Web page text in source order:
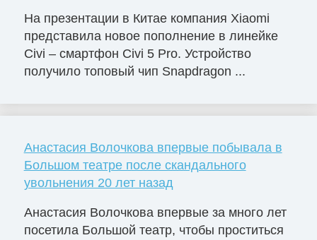
На презентации в Китае компания Xiaomi
представила новое пополнение в линейке
Civi – смартфон Civi 5 Pro. Устройство
получило топовый чип Snapdragon ...
Анастасия Волочкова впервые побывала в
Большом театре после скандального
увольнения 20 лет назад
Анастасия Волочкова впервые за много лет
посетила Большой театр, чтобы проститься